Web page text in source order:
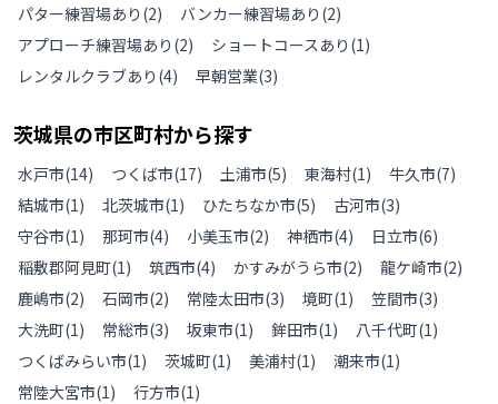
パター練習場あり (2) バンカー練習場あり (2)
アプローチ練習場あり (2) ショートコースあり (1)
レンタルクラブあり (4) 早朝営業(3)
茨城県の市区町村から探す
水戸市(14) つくば市(17) 土浦市(5) 東海村(1) 牛久市(7)
結城市(1) 北茨城市(1) ひたちなか市(5) 古河市(3)
守谷市(1) 那珂市(4) 小美玉市(2) 神栖市(4) 日立市(6)
稲敷郡阿見町(1) 筑西市(4) かすみがうら市(2) 龍ケ崎市(2)
鹿嶋市(2) 石岡市(2) 常陸太田市(3) 境町(1) 笠間市(3)
大洗町(1) 常総市(3) 坂東市(1) 鉾田市(1) 八千代町(1)
つくばみらい市(1) 茨城町(1) 美浦村(1) 潮来市(1)
常陸大宮市(1) 行方市(1)